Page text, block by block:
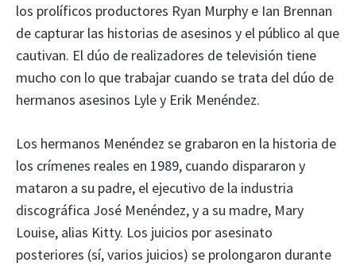
los prolíficos productores Ryan Murphy e Ian Brennan
de capturar las historias de asesinos y el público al que
cautivan. El dúo de realizadores de televisión tiene
mucho con lo que trabajar cuando se trata del dúo de
hermanos asesinos Lyle y Erik Menéndez.
Los hermanos Menéndez se grabaron en la historia de
los crímenes reales en 1989, cuando dispararon y
mataron a su padre, el ejecutivo de la industria
discográfica José Menéndez, y a su madre, Mary
Louise, alias Kitty. Los juicios por asesinato
posteriores (sí, varios juicios) se prolongaron durante